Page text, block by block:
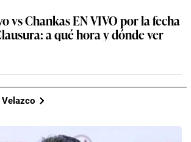
vs Chankas EN VIVO por la fecha
a qué hora y dónde ver
Velazco